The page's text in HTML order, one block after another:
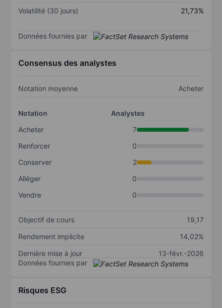
Volatilité (30 jours)
21,73%
Données fournies par
Consensus des analystes
Notation moyenne Acheter
Notation
Analystes
Acheter
7
Renforcer
0
Conserver
2
Alléger
0
Vendre
0
Objectif de cours
19,17
Rendement implicite
14,02%
Dernière mise à jour
13-févr.-2026
Données fournies par
Risques ESG